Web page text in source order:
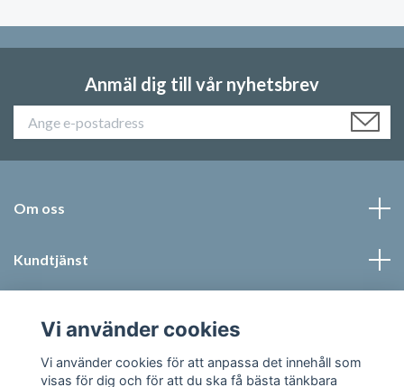
Anmäl dig till vår nyhetsbrev
Om oss
Kundtjänst
Sociala medier
Vi använder cookies
Vi använder cookies för att anpassa det innehåll som
visas för dig och för att du ska få bästa tänkbara